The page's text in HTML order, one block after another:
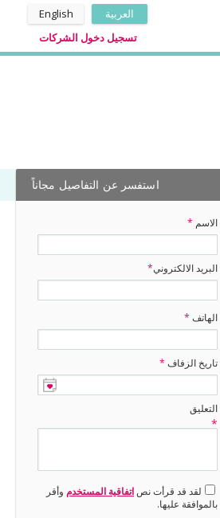
العربية
English
تسجيل دخول الشركات
استفسر عن التفاصيل مجاناً
الاسم *
البريد الالكتروني*
الهاتف *
تاريخ الزفاف *
التعليق
*
لقد قد قرأت نصاتفاقية المستخدم وأقر
بالموافقة عليها.